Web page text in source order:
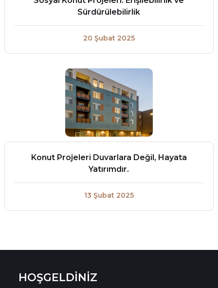
Sürdürülebilirlik
20 Şubat 2025
Konut Projeleri Duvarlara Değil, Hayata
Yatırımdır.
13 Şubat 2025
HOŞGELDİNİZ